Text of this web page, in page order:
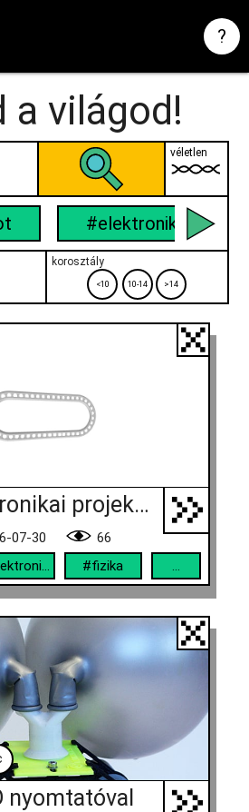
?
a világod!
véletlen
#elektronika
korosztály
<10 10-14 >14
Mikroelektronikai projekt golyópályával, örökmozgóval
07-30
66
#elektronika #fizika ...
nyomtatóval